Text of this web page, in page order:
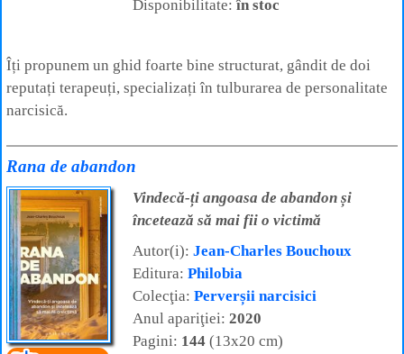
Disponibilitate:în stoc
Îți propunem un ghid foarte bine structurat, gândit de doi
reputați terapeuți, specializați în tulburarea de personalitate
narcisică.
Rana de abandon
Vindecă-ți angoasa de abandon și
încetează să mai fii o victimă
Autor(i): Jean-Charles Bouchoux
Editura: Philobia
Colecţia: Perverșii narcisici
Anul apariţiei: 2020
Pagini: 144 (13x20 cm)